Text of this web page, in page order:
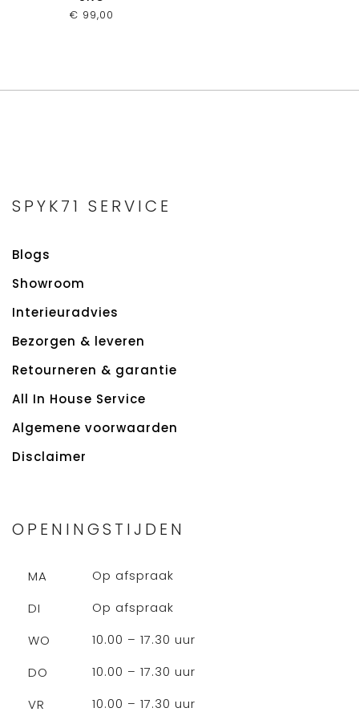
€ 99,00
SPYK71 SERVICE
Blogs
Showroom
Interieuradvies
Bezorgen & leveren
Retourneren & garantie
All In House Service
Algemene voorwaarden
Disclaimer
OPENINGSTIJDEN
MA
Op afspraak
DI
Op afspraak
WO
10.00 – 17.30 uur
DO
10.00 – 17.30 uur
VR
10.00 – 17.30 uur